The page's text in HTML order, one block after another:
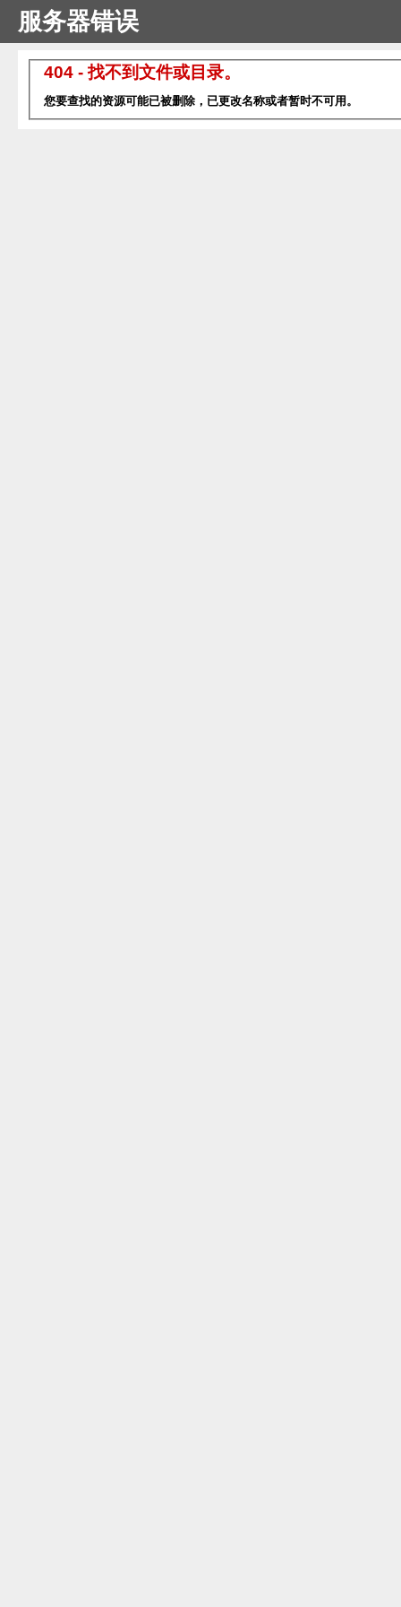
服务器错误
404 - 找不到文件或目录。
您要查找的资源可能已被删除，已更改名称或者暂时不可用。